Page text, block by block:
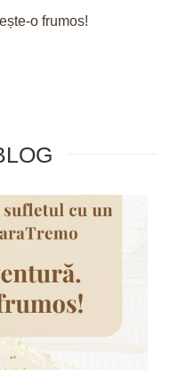
o frumos!